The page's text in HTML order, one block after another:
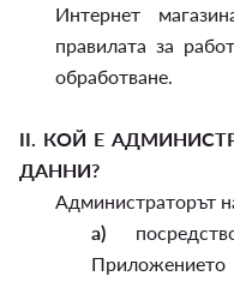
Интернет
правилата за
обработване.
II. КОЙ Е
ДАННИ?
Администраторът
а)